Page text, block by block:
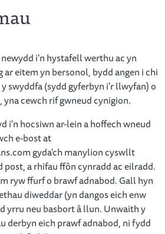
i'n hystafell werthu ac yn
eitem yn bersonol, bydd angen i chi
swyddfa (sydd gyferbyn i'r llwyfan) o
cewch rif gwneud cynigion.
i'n hocsiwn ar-lein a hoffech wneud
e-bost at
gyda'ch manylion cyswllt
post, a rhifau ffôn cynradd ac eilradd.
ryw ffurf o brawf adnabod. Gall hyn
diweddar (yn dangos eich enw
yrru neu basbort â llun. Unwaith y
derbyn eich prawf adnabod, ni fydd